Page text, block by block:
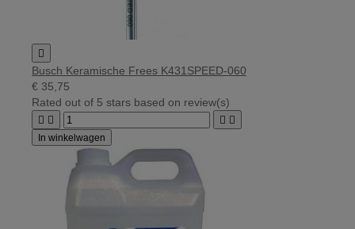

Busch Keramische Frees K431SPEED-060
€ 35,75
Rated out of 5 stars based on review(s)
   
In winkelwagen